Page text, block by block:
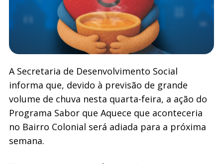
A Secretaria de Desenvolvimento Social
informa que, devido à previsão de grande
volume de chuva nesta quarta-feira, a ação do
Programa Sabor que Aquece que aconteceria
no Bairro Colonial será adiada para a próxima
semana.